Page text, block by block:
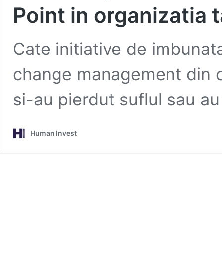
Point in organizatia
Cate initiative de
change management din
si-au pierdut suflul sau
Human Invest